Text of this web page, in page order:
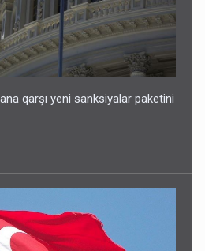
qarşı yeni sanksiyalar paketini